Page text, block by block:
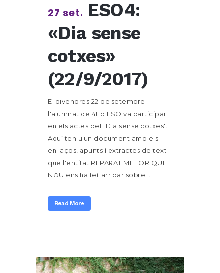
27 set. ESO4:
«Dia sense
cotxes»
(22/9/2017)
El divendres 22 de setembre
l'alumnat de 4t d'ESO va participar
en els actes del "Dia sense cotxes".
Aquí teniu un document amb els
enllaços, apunts i extractes de text
que l'entitat REPARAT MILLOR QUE
NOU ens ha fet arribar sobre...
Read More